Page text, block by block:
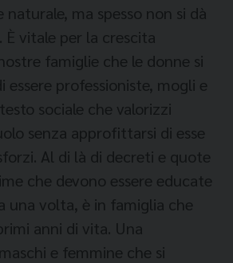
naturale, ma spesso non si dà
È vitale per la crescita
famiglie che le donne si
essere professioniste, mogli e
sociale che valorizzi
senza approfittarsi di esse
Al di là di decreti e quote
che devono essere educate
una volta, è in famiglia che
anni di vita. Una
e femmine che si